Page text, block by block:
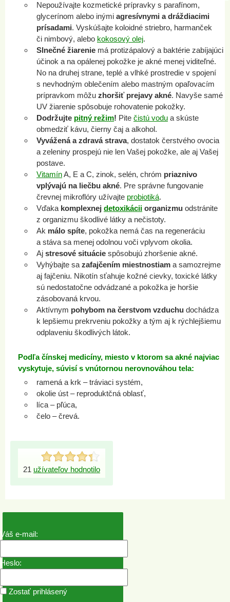
Nepoužívajte kozmetické prípravky s parafínom,
glycerínom alebo inými agresívnymi a dráždiacimi
prísadami. Vyskúšajte koloidné striebro, harmanček
či nimbový, alebo kokosový olej.
Slnečné žiarenie má protizápalový a baktérie zabíjajúci
účinok a na opálenej pokožke je akné menej viditeľné.
No na druhej strane, teplé a vlhké prostredie v spojení
s nevhodným oblečením alebo mastným opaľovacím
prípravkom môžu zhoršiť prejavy akné. Navyše samé
UV žiarenie spôsobuje rohovatenie pokožky.
Dodržujte pitný režim! Pite čistú vodu a skúste
obmedziť kávu, čierny čaj a alkohol.
Vyvážená a zdravá strava, dostatok čerstvého ovocia
a zeleniny prospejú nie len Vašej pokožke, ale aj Vašej
postave.
VitamínA, E a C, zinok, selén, chróm priaznivo
vplývajú na liečbu akné. Pre správne fungovanie
črevnej mikroflóry užívajte probiotiká.
Vďaka komplexnej detoxikácii organizmu odstránite
z organizmu škodlivé látky a nečistoty.
Ak málo spíte, pokožka nemá čas na regeneráciu
a stáva sa menej odolnou voči vplyvom okolia.
Aj stresové situácie spôsobujú zhoršenie akné.
Vyhýbajte sa zafajčením miestnostiam a samozrejme
aj fajčeniu. Nikotín sťahuje kožné cievky, toxické látky
sú nedostatočne odvádzané a pokožka je horšie
zásobovaná krvou.
Aktívnym pohybom na čerstvom vzduchu dochádza
k lepšiemu prekrveniu pokožky a tým aj k rýchlejšiemu
odplaveniu škodlivých látok.
Podľa čínskej medicíny, miesto v ktorom sa akné najviac
vyskytuje, súvisí s vnútornou nerovnováhou tela:
ramená a krk – tráviaci systém,
okolie úst – reproduktčná oblasť,
líca – pľúca,
čelo – črevá.
21 užívateľov hodnotilo
Váš e-mail:
Heslo:
Zostať prihlásený